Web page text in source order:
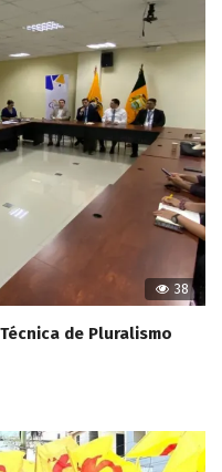
38
de Pluralismo